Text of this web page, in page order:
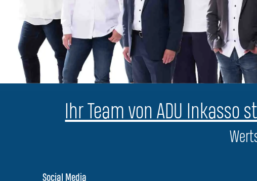
Ihr Team von ADU
Social Media